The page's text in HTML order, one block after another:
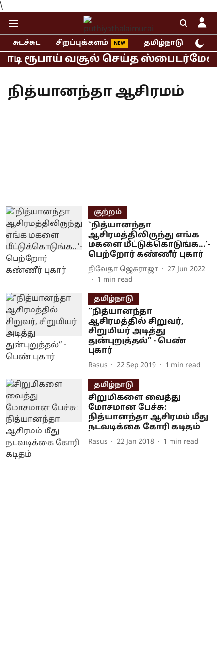
\
சுடச்சுட சிறப்புக்களம் தமிழ்நாடு
ரூபாய் வசூல் செய்த ஸ்பைடர்மேன்
நித்யானந்தா ஆசிரமம்
குற்றம்
`நித்யானந்தா
ஆசிரமத்திலிருந்து எங்க
மகளை மீட்டுக்கொடுங்க...’-
பெற்றோர் கண்ணீர் புகார்
நிவேதா ஜெகராஜா
27 Jun 2022
1 min read
தமிழ்நாடு
“நித்யானந்தா
ஆசிரமத்தில் சிறுவர்,
சிறுமியர் அடித்து
துன்புறுத்தல்” - பெண்
புகார்
Rasus 22 Sep 2019 1 min read
தமிழ்நாடு
சிறுமிகளை வைத்து
மோசமான பேச்சு:
நித்யானந்தா ஆசிரமம் மீது
நடவடிக்கை கோரி கடிதம்
Rasus 22 Jan 2018 1 min read